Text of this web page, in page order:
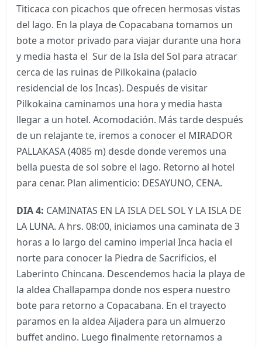
Titicaca con picachos que ofrecen hermosas vistas
del lago. En la playa de Copacabana tomamos un
bote a motor privado para viajar durante una hora
y media hasta el Sur de la Isla del Sol para atracar
cerca de las ruinas de Pilkokaina (palacio
residencial de los Incas). Después de visitar
Pilkokaina caminamos una hora y media hasta
llegar a un hotel. Acomodación. Más tarde después
de un relajante te, iremos a conocer el MIRADOR
PALLAKASA (4085 m) desde donde veremos una
bella puesta de sol sobre el lago. Retorno al hotel
para cenar. Plan alimenticio: DESAYUNO, CENA.
DIA 4: CAMINATAS EN LA ISLA DEL SOL Y LA ISLA DE
LA LUNA. A hrs. 08:00, iniciamos una caminata de 3
horas a lo largo del camino imperial Inca hacia el
norte para conocer la Piedra de Sacrificios, el
Laberinto Chincana. Descendemos hacia la playa de
la aldea Challapampa donde nos espera nuestro
bote para retorno a Copacabana. En el trayecto
paramos en la aldea Aijadera para un almuerzo
buffet andino. Luego finalmente retornamos a